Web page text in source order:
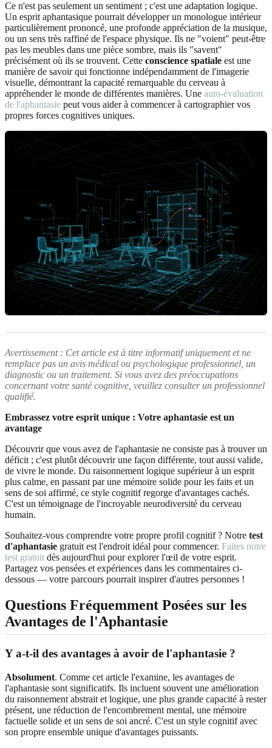
Ce n'est pas seulement un sentiment ; c'est une adaptation logique.
Un esprit aphantasique pourrait développer un monologue intérieur
particulièrement prononcé, une profonde appréciation de la musique,
ou un sens très raffiné de l'espace physique. Ils ne "voient" peut-être
pas les meubles dans une pièce sombre, mais ils "savent"
précisément où ils se trouvent. Cette conscience spatiale est une
manière de savoir qui fonctionne indépendamment de l'imagerie
visuelle, démontrant la capacité remarquable du cerveau à
appréhender le monde de différentes manières. Une auto-évaluation
de l'aphantasie peut vous aider à commencer à cartographier vos
propres forces cognitives uniques.
Avertissement : Cet article est à titre informatif uniquement et ne
remplace pas un avis médical ou psychologique professionnel, un
diagnostic ou un traitement. Si vous avez des préoccupations
concernant votre santé cognitive, veuillez consulter un professionnel
qualifié.
Embrassez votre esprit unique : Votre aphantasie est un
avantage
Découvrir que vous avez de l'aphantasie ne consiste pas à trouver un
déficit ; c'est plutôt découvrir une façon différente, tout aussi valide,
de vivre le monde. Du raisonnement logique supérieur à un esprit
plus calme, en passant par une mémoire solide pour les faits et un
sens de soi affirmé, ce style cognitif regorge d'avantages cachés.
C'est un témoignage de l'incroyable neurodiversité du cerveau
humain.
Souhaitez-vous comprendre votre propre profil cognitif ? Notre test
d'aphantasie gratuit est l'endroit idéal pour commencer. Faites notre
test gratuit dès aujourd'hui pour explorer l'œil de votre esprit.
Partagez vos pensées et expériences dans les commentaires ci-
dessous — votre parcours pourrait inspirer d'autres personnes !
Questions Fréquemment Posées sur les
Avantages de l'Aphantasie
Y a-t-il des avantages à avoir de l'aphantasie ?
Absolument. Comme cet article l'examine, les avantages de
l'aphantasie sont significatifs. Ils incluent souvent une amélioration
du raisonnement abstrait et logique, une plus grande capacité à rester
présent, une réduction de l'encombrement mental, une mémoire
factuelle solide et un sens de soi ancré. C'est un style cognitif avec
son propre ensemble unique d'avantages puissants.